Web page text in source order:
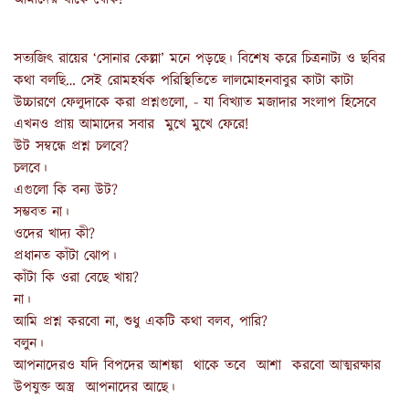
সত্যজিৎ রায়ের ‘সোনার কেল্লা’ মনে পড়ছে। বিশেষ করে চিত্রনাট্য ও ছবির
কথা বলছি… সেই রোমহর্ষক পরিস্থিতিতে লালমোহনবাবুর কাটা কাটা
উচ্চারণে ফেলুদাকে করা প্রশ্নগুলো, - যা বিখ্যাত মজাদার সংলাপ হিসেবে
এখনও প্রায় আমাদের সবার মুখে মুখে ফেরে!
উট সম্বন্ধে প্রশ্ন চলবে?
চলবে।
এগুলো কি বন্য উট?
সম্ভবত না।
ওদের খাদ্য কী?
প্রধানত কাঁটা ঝোপ।
কাঁটা কি ওরা বেছে খায়?
না।
আমি প্রশ্ন করবো না, শুধু একটি কথা বলব, পারি?
বলুন।
আপনাদেরও যদি বিপদের আশঙ্কা থাকে তবে আশা করবো আত্মরক্ষার
উপযুক্ত অস্ত্র আপনাদের আছে।